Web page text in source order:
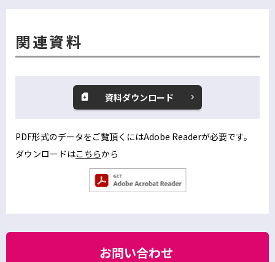
関連資料
資料ダウンロード
ィ
ド
ウ
PDF形式のデータをご覧頂くにはAdobe Readerが必要です。
ダウンロードはこちら
別
ウ
ド
ウ
から
別
お問い合わせ